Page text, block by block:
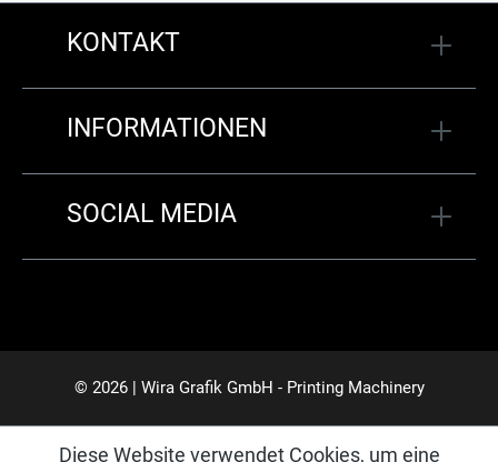
KONTAKT
INFORMATIONEN
SOCIAL MEDIA
© 2026 | Wira Grafik GmbH - Printing Machinery
Diese Website verwendet Cookies, um eine